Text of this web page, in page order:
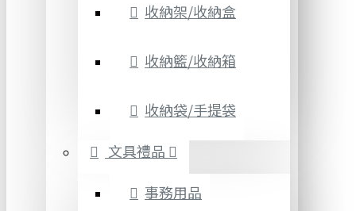
收納架/收納盒
收納籃/收納箱
收納袋/手提袋
文具禮品
事務用品